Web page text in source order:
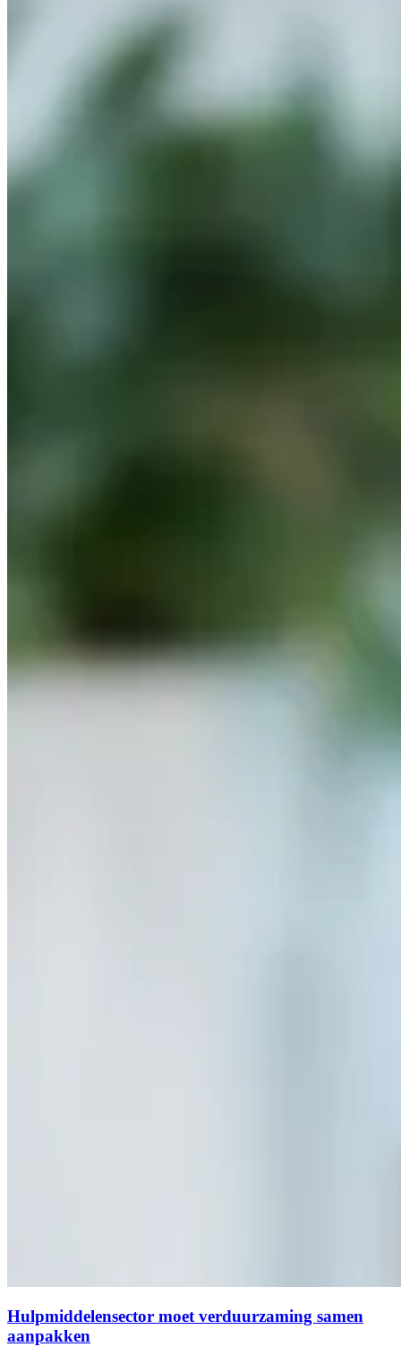
Hulpmiddelensector moet verduurzaming samen
aanpakken